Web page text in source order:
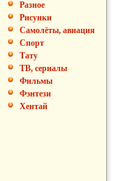
Разное
Рисунки
Самолёты, авиация
Спорт
Тату
ТВ, сериалы
Фильмы
Фэнтези
Хентай